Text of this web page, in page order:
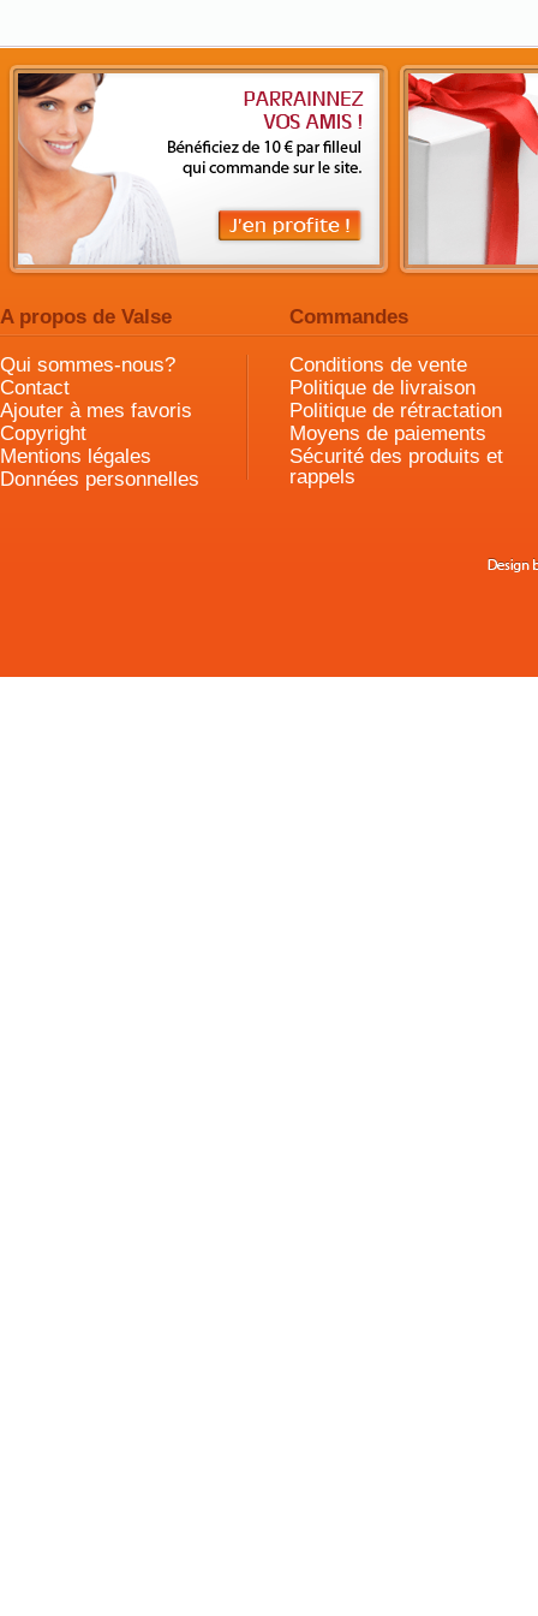
A propos de Valse Commandes
Qui sommes-nous?
Contact
Ajouter à mes favoris
Copyright
Mentions légales
Données personnelles
Conditions de vente
Politique de livraison
Politique de rétractation
Moyens de paiements
Sécurité des produits et
rappels